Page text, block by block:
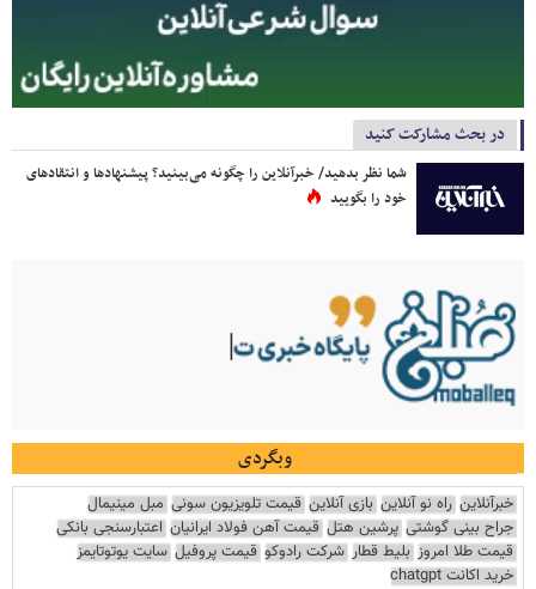
در بحث مشارکت کنید
شما نظر بدهید/ خبرآنلاین را چگونه می‌بینید؟ پیشنهادها و انتقادهای
خود را بگویید
وبگردی
خبرآنلاین راه نو آنلاین بازی آنلاین قیمت تلویزیون سونی مبل مینیمال
جراح بینی گوشتی پرشین هتل قیمت آهن فولاد ایرانیان اعتبارسنجی بانکی
قیمت طلا امروز بلیط قطار شرکت رادوکو قیمت پروفیل سایت یوتوتایمز
خرید اکانت chatgpt